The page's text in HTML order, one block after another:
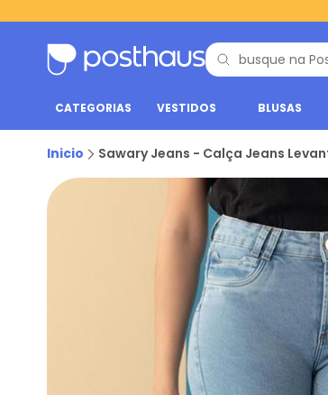
CATEGORIAS VESTIDOS BLUSAS
Inicio Sawary Jeans - Calça Jeans